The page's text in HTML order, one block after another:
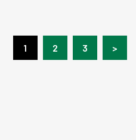
1 2 3 >